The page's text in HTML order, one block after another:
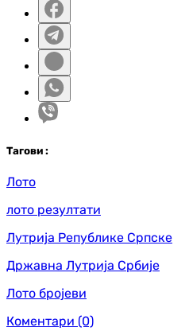
Тагови :
Лото
лото резултати
Лутрија Републике Српске
Државна Лутрија Србије
Лото бројеви
Коментари (0)